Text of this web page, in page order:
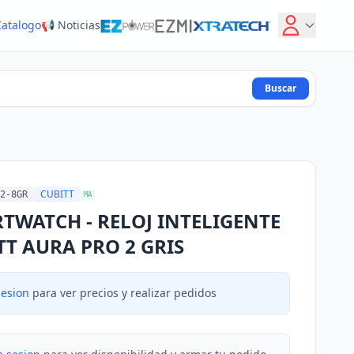
📢 Noticias
Buscar
8GR CUBITT MA
- RELOJ INTELIGENTE
AURA PRO 2 GRIS
para ver precios y realizar pedidos